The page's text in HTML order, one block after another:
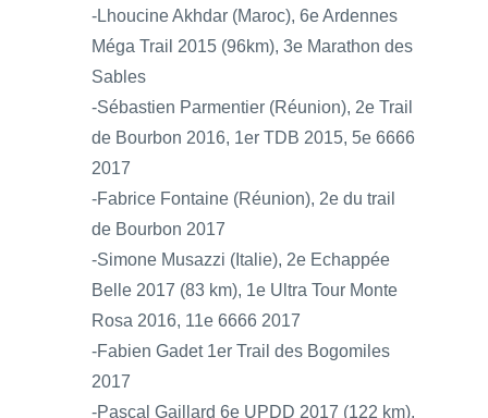
-Lhoucine Akhdar (Maroc), 6e Ardennes
Méga Trail 2015 (96km), 3e Marathon des
Sables
-Sébastien Parmentier (Réunion), 2e Trail
de Bourbon 2016, 1er TDB 2015, 5e 6666
2017
-Fabrice Fontaine (Réunion), 2e du trail
de Bourbon 2017
-Simone Musazzi (Italie), 2e Echappée
Belle 2017 (83 km), 1e Ultra Tour Monte
Rosa 2016, 11e 6666 2017
-Fabien Gadet 1er Trail des Bogomiles
2017
-Pascal Gaillard 6e UPDD 2017 (122 km),